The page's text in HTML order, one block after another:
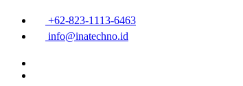
+62-823-1113-6463
info@inatechno.id